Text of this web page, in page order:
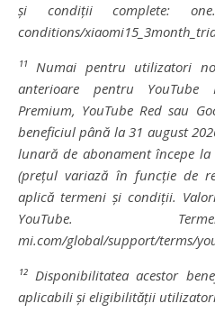
și condiții complete:
conditions/
¹¹ Numai pentru utilizatori
anterioare pentru YouTube
Premium, YouTube Red sau
beneficiul până la 31 august
lunară de abonament începe
(prețul variază în funcție de
aplică termeni și condiții.
YouTube.
mi.com/global/support/terms/
¹² Disponibilitatea acestor
aplicabili și eligibilității